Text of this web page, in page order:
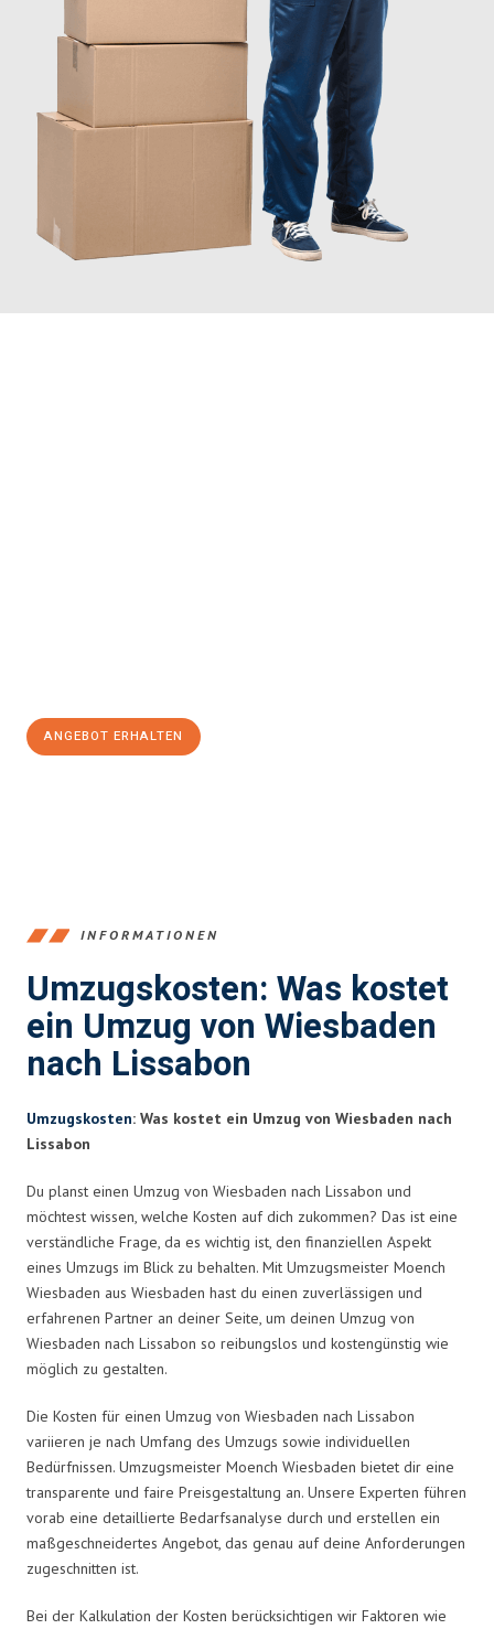
ANGEBOT ERHALTEN
INFORMATIONEN
Umzugskosten: Was kostet
ein Umzug von Wiesbaden
nach Lissabon
Umzugskosten: Was kostet ein Umzug von Wiesbaden nach
Lissabon
Du planst einen Umzug von Wiesbaden nach Lissabon und
möchtest wissen, welche Kosten auf dich zukommen? Das ist eine
verständliche Frage, da es wichtig ist, den finanziellen Aspekt
eines Umzugs im Blick zu behalten. Mit Umzugsmeister Moench
Wiesbaden aus Wiesbaden hast du einen zuverlässigen und
erfahrenen Partner an deiner Seite, um deinen Umzug von
Wiesbaden nach Lissabon so reibungslos und kostengünstig wie
möglich zu gestalten.
Die Kosten für einen Umzug von Wiesbaden nach Lissabon
variieren je nach Umfang des Umzugs sowie individuellen
Bedürfnissen. Umzugsmeister Moench Wiesbaden bietet dir eine
transparente und faire Preisgestaltung an. Unsere Experten führen
vorab eine detaillierte Bedarfsanalyse durch und erstellen ein
maßgeschneidertes Angebot, das genau auf deine Anforderungen
zugeschnitten ist.
Bei der Kalkulation der Kosten berücksichtigen wir Faktoren wie